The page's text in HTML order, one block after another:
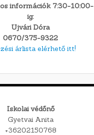
információk 7:30-10:00-
ig:
Ujvári Dóra
0670/375-9322
árlista elérhető itt!
Iskolai védőnő
Gyetvai Anita
+36202150768